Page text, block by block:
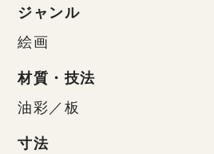
ジャンル
絵画
材質・技法
油彩／板
寸法